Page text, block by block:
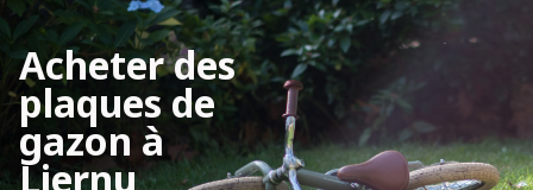
Acheter des
plaques de
gazon à
Liernu